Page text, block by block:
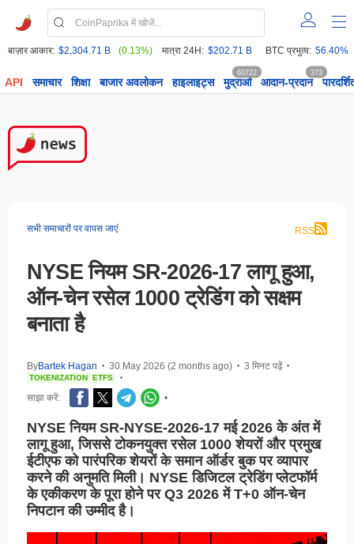
बाज़ार आकार: $2,304.71 B (0.13%) मात्रा 24H: $202.71 B BTC प्रभुत्व: 56.40%
API समाचार शिक्षा बाजार अवलोकन हाइलाइट्स मुद्राओं
60722
आदान-प्रदान
373
सभी समाचारों पर वापस जाएं RSS
NYSE नियम SR-2026-17 लागू हुआ,
ऑन-चेन रसेल 1000 ट्रेडिंग को सक्षम
बनाता है
ByBartek Hagan • 30 May 2026 (2 months ago) • 3 मिनट पढ़ें •
TOKENIZATION ETFS •
साझा करें: •
NYSE नियम SR-NYSE-2026-17 मई 2026 के अंत में
लागू हुआ, जिससे टोकनयुक्त रसेल 1000 शेयरों और प्रमुख
ईटीएफ को पारंपरिक शेयरों के समान ऑर्डर बुक पर व्यापार
करने की अनुमति मिली। NYSE डिजिटल ट्रेडिंग प्लेटफॉर्म
के एकीकरण के पूरा होने पर Q3 2026 में T+0 ऑन-चेन
निपटान की उम्मीद है।